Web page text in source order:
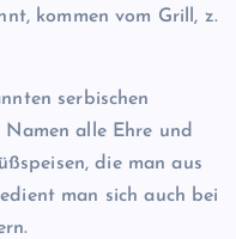
kommen vom Grill, z.
serbischen
Namen alle Ehre und
die man aus
man sich auch bei